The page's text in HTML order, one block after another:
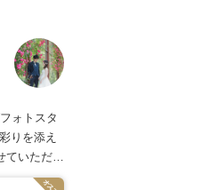
ォトスタ
りを添え
ていただき